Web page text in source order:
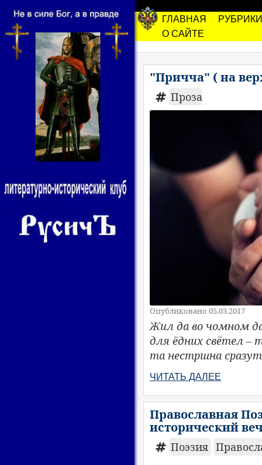
ГЛАВНАЯ
РУБРИКИ
О САЙТЕ
"Причча" ( на
Проза
Опубликовано 05.03.2017
Жил да во чомном да
для ёдних свётел
та нестршна
ЧИТАТЬ ДАЛЕЕ
Православная
исторический
Поэзия